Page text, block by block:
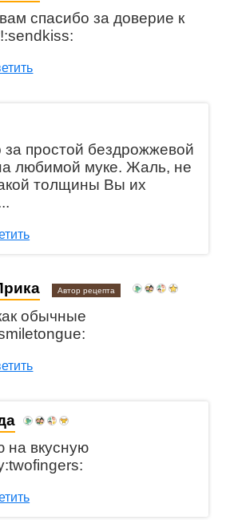
спасибо за доверие к
за простой бездрожжевой
любимой муке. Жаль, не
толщины Вы их
Автор рецепта
обычные
на вкусную